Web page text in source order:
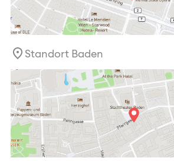
Standort Baden